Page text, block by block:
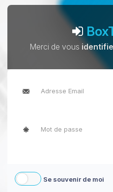
Merci de vous
Se souvenir de moi